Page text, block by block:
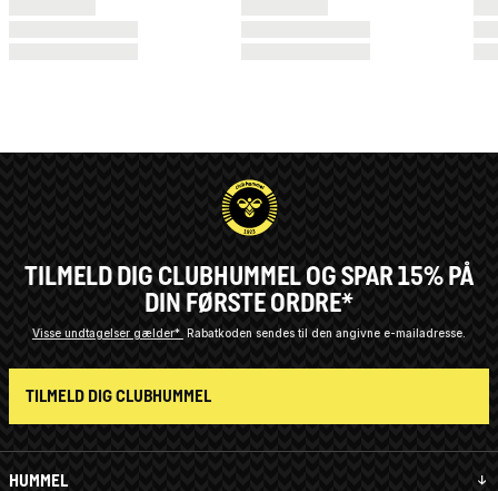
HUMMEL
TILMELD DIG CLUBHUMMEL OG SPAR 15% PÅ
DIN FØRSTE ORDRE*
Visse undtagelser gælder* Rabatkoden sendes til den angivne e-mailadresse.
TILMELD DIG CLUBHUMMEL